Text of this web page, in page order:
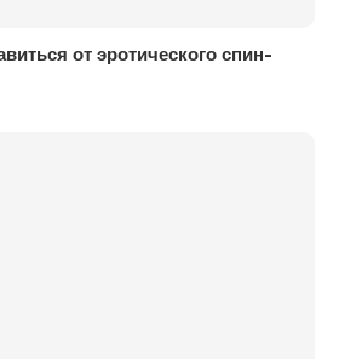
от эротического спин-